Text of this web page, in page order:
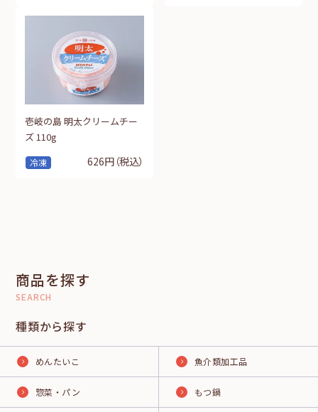
冷凍
壱岐の島 明太クリームチー
ズ 110g
626円（税込）
商品を探す
SEARCH
種類から探す
めんたいこ 魚介類加工品
惣菜・パン もつ鍋